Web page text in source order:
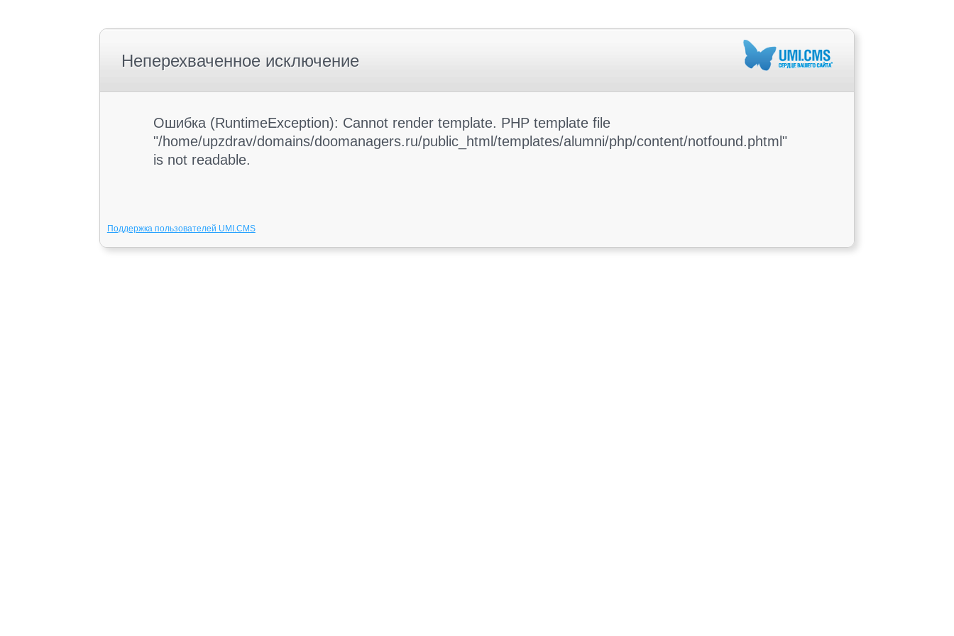
Неперехваченное исключение
Ошибка (RuntimeException): Cannot render template. PHP template file
"/home/upzdrav/domains/doomanagers.ru/public_html/templates/alumni/php/content/notfound.phtml"
is not readable.
Поддержка пользователей UMI.CMS